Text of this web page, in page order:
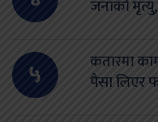
जनाको
५
कतारमा
पैसा लिएर